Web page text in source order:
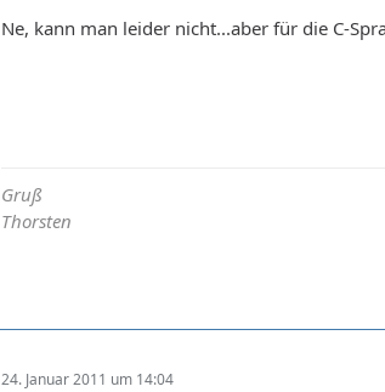
Ne, kann man leider nicht...aber für die C-
Gruß
Thorsten
24. Januar 2011 um 14:04